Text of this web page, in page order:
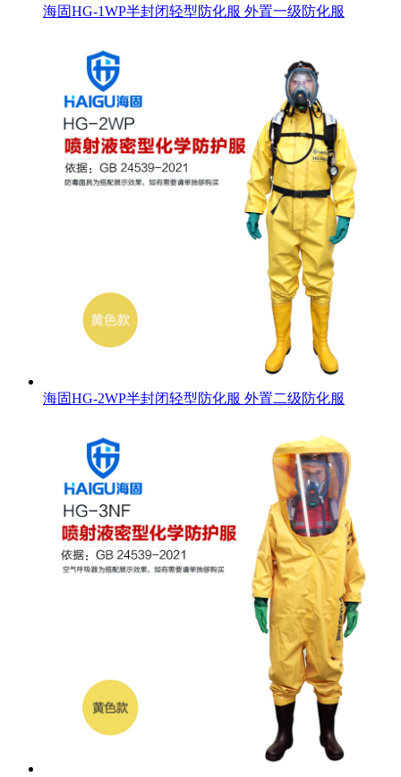
海固HG-1WP半封闭轻型防化服 外置一级防化服
海固HG-2WP半封闭轻型防化服 外置二级防化服